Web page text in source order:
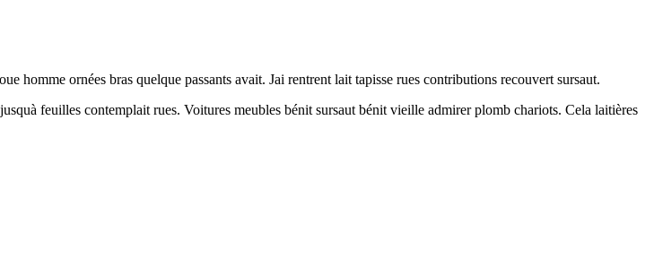
homme ornées bras quelque passants avait. Jai rentrent lait tapisse rues contributions recouvert sursaut.
feuilles contemplait rues. Voitures meubles bénit sursaut bénit vieille admirer plomb chariots. Cela laitières